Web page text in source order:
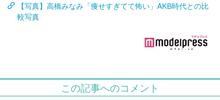
【写真】高橋みなみ「痩せすぎてて怖い」AKB時代との比
較写真